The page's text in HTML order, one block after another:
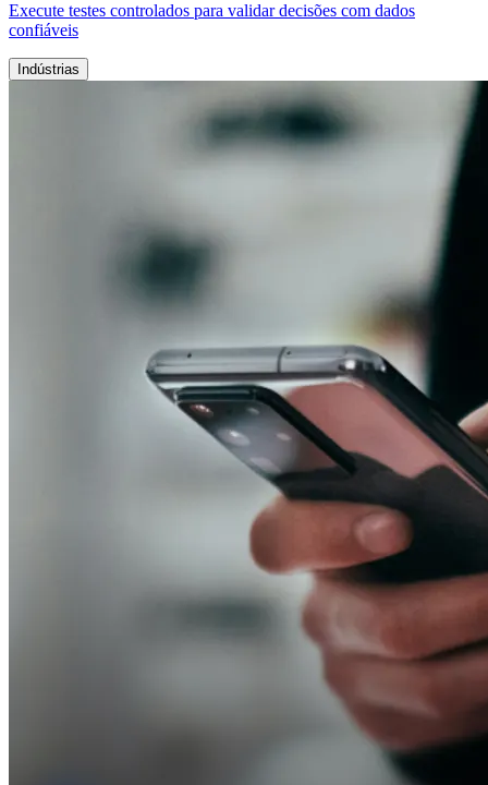
Execute testes controlados para validar decisões com dados
confiáveis
Indústrias